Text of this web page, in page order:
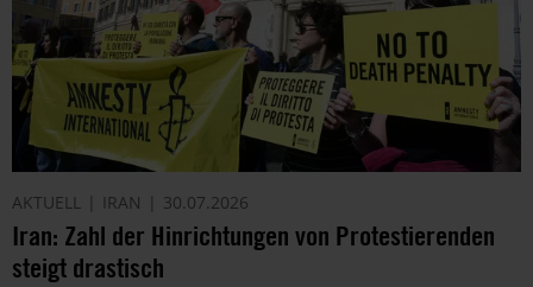
AKTUELL IRAN 30.07.2026
Iran: Zahl der Hinrichtungen von Protestierenden
steigt drastisch